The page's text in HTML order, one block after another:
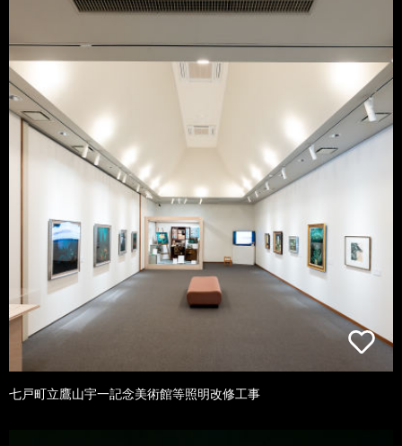
七戸町立鷹山宇一記念美術館等照明改修工事